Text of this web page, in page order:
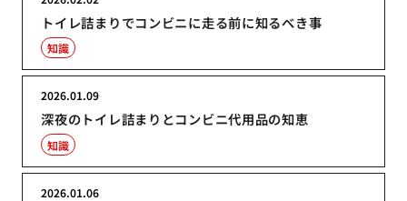
トイレ詰まりでコンビニに走る前に知るべき事
知識
深夜のトイレ詰まりとコンビニ代用品の知恵
2026.01.09
知識
2026.01.06